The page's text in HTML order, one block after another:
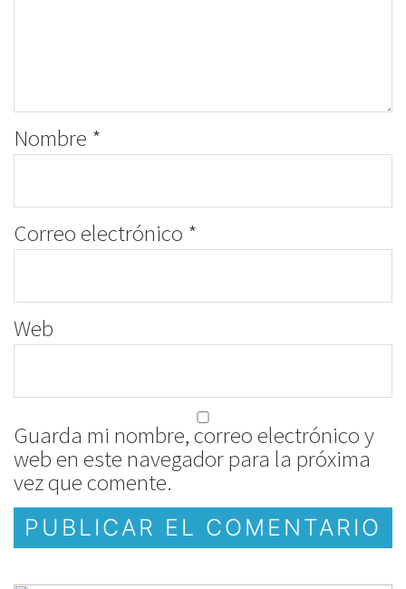
Nombre *
Correo electrónico *
Web
Guarda mi nombre, correo electrónico y
web en este navegador para la próxima
vez que comente.